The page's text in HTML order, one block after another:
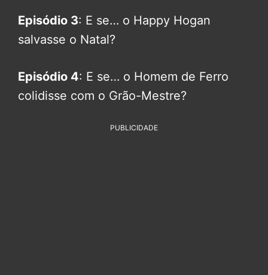
Episódio 3: E se… o Happy Hogan
salvasse o Natal?
Episódio 4: E se… o Homem de Ferro
colidisse com o Grão-Mestre?
PUBLICIDADE